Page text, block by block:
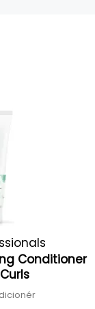
Conditioner